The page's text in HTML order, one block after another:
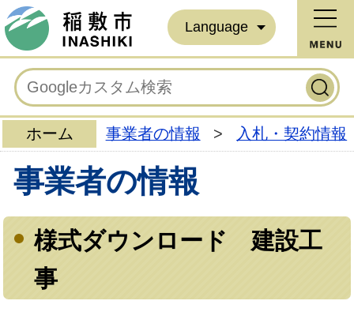
Language
ホーム 事業者の情報 > 入札・契約情報
事業者の情報
様式ダウンロード 建設工
事